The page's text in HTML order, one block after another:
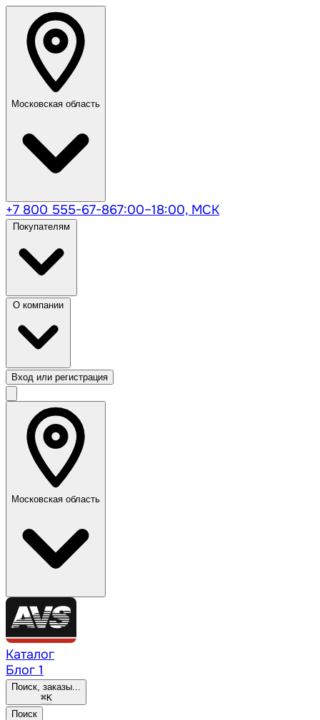
Московская область
+7 800 555-67-867:00–18:00, МСК
Вход или регистрация
Московская область
Каталог
Блог 1
Поиск, заказы...
⌘K
Поиск